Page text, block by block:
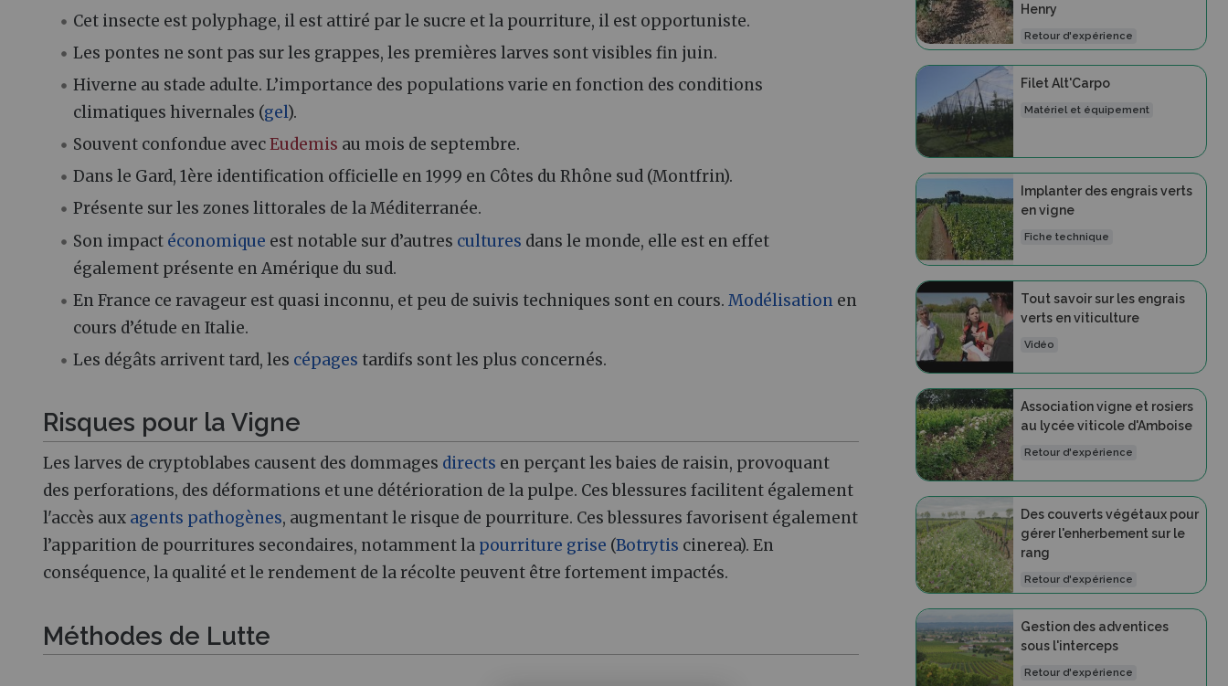
Cet insecte est polyphage, il est attiré par le sucre et la pourriture, il est opportuniste.
Les pontes ne sont pas sur les grappes, les premières larves sont visibles fin juin.
Hiverne au stade adulte. L’importance des populations varie en fonction des conditions
climatiques hivernales (gel).
Souvent confondue avecEudemis au mois de septembre.
Dans le Gard, 1ère identification officielle en 1999 en Côtes du Rhône sud (Montfrin).
Présente sur les zones littorales de la Méditerranée.
Son impact économique est notable sur d’autres cultures dans le monde, elle est en effet
également présente en Amérique du sud.
En France ce ravageur est quasi inconnu, et peu de suivis techniques sont en cours.Modélisation en
cours d’étude en Italie.
Les dégâts arrivent tard, les cépages tardifs sont les plus concernés.
Risques pour la Vigne
Les larves de cryptoblabes causent des dommages directs en perçant les baies de raisin, provoquant
des perforations, des déformations et une détérioration de la pulpe. Ces blessures facilitent également
l'accès aux agents pathogènes, augmentant le risque de pourriture. Ces blessures favorisent également
l’apparition de pourritures secondaires, notamment la pourriture grise (Botrytis cinerea). En
conséquence, la qualité et le rendement de la récolte peuvent être fortement impactés.
Méthodes de Lutte
Henry
Retour d'expérience
Filet Alt'Carpo
Matériel et équipement
Implanter des engrais verts
en vigne
Fiche technique
Tout savoir sur les engrais
verts en viticulture
Vidéo
Association vigne et rosiers
au lycée viticole d'Amboise
Retour d'expérience
Des couverts végétaux pour
gérer l'enherbement sur le
rang
Retour d'expérience
Gestion des adventices
sous l'interceps
Retour d'expérience